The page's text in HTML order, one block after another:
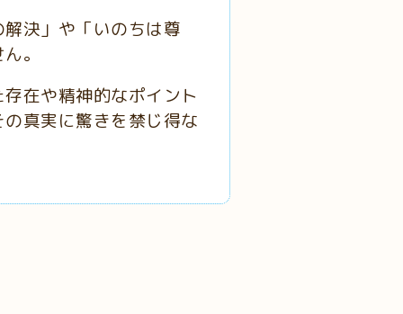
決」や「いのちは尊
。
在や精神的なポイント
真実に驚きを禁じ得な